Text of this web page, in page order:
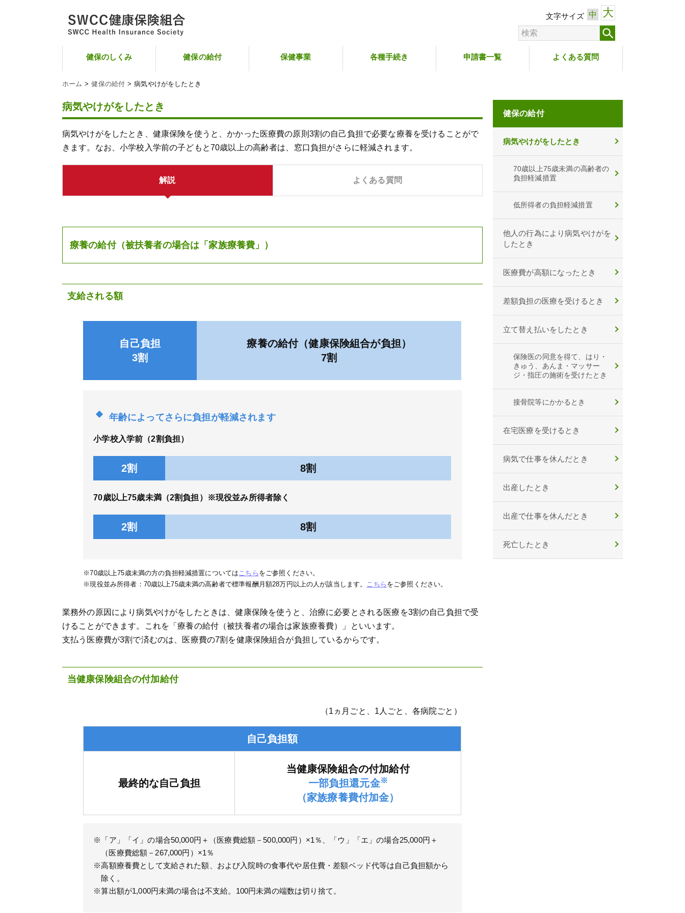
文字サイズ 中 大
健保のしくみ 健保の給付 保健事業 各種手続き 申請書一覧 よくある質問
ホーム 健保の給付 病気やけがをしたとき
病気やけがをしたとき
病気やけがをしたとき、健康保険を使うと、かかった医療費の原則3割の自己負担で必要な療養を受けることがで
きます。なお、小学校入学前の子どもと70歳以上の高齢者は、窓口負担がさらに軽減されます。
解説 よくある質問
療養の給付（被扶養者の場合は「家族療養費」）
支給される額
自己負担
3割
療養の給付（健康保険組合が負担）
7割
年齢によってさらに負担が軽減されます
小学校入学前（2割負担）
2割 8割
70歳以上75歳未満（2割負担）※現役並み所得者除く
2割 8割
※70歳以上75歳未満の方の負担軽減措置についてはこちら をご参照ください。
※現役並み所得者：70歳以上75歳未満の高齢者で標準報酬月額28万円以上の人が該当します。 こちら をご参照ください。
業務外の原因により病気やけがをしたときは、健康保険を使うと、治療に必要とされる医療を3割の自己負担で受
けることができます。これを「療養の給付（被扶養者の場合は家族療養費）」といいます。
支払う医療費が3割で済むのは、医療費の7割を健康保険組合が負担しているからです。
当健康保険組合の付加給付
（1ヵ月ごと、1人ごと、各病院ごと）
自己負担額
最終的な自己負担
当健康保険組合の付加給付
一部負担還元金※
（家族療養費付加金）
※「ア」「イ」の場合50,000円＋（医療費総額－500,000円）×1％、「ウ」「エ」の場合25,000円＋
（医療費総額－267,000円）×1％
※高額療養費として支給された額、および入院時の食事代や居住費・差額ベッド代等は自己負担額から
除く。
※算出額が1,000円未満の場合は不支給。100円未満の端数は切り捨て。
健保の給付
病気やけがをしたとき
70歳以上75歳未満の高齢者の
負担軽減措置
低所得者の負担軽減措置
他人の行為により病気やけがを
したとき
医療費が高額になったとき
差額負担の医療を受けるとき
立て替え払いをしたとき
保険医の同意を得て、はり・
きゅう、あんま・マッサー
ジ・指圧の施術を受けたとき
接骨院等にかかるとき
在宅医療を受けるとき
病気で仕事を休んだとき
出産したとき
出産で仕事を休んだとき
死亡したとき